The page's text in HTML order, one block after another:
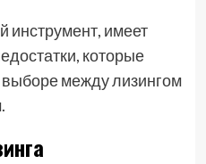
инструмент, имеет
которые
выборе между лизингом